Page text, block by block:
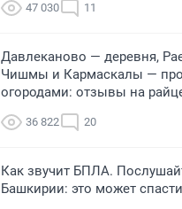
47 030 11
Давлеканово — деревня,
Чишмы и Кармаскалы —
огородами: отзывы на
36 822 20
Как звучит БПЛА.
Башкирии: это может